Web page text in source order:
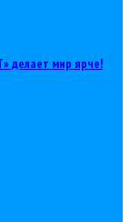
делает мир ярче!